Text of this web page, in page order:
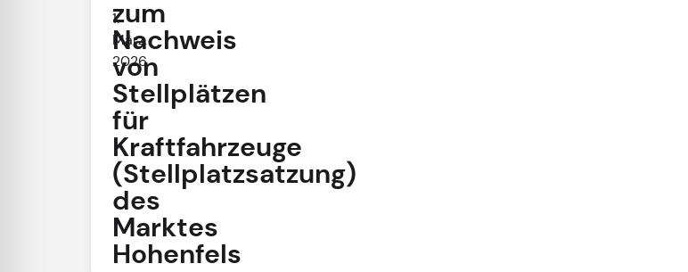
zum
Nachweis
von
Stellplätzen
für
Kraftfahrzeuge
(Stellplatzsatzung)
des
Marktes
Hohenfels
1.
März.
2026